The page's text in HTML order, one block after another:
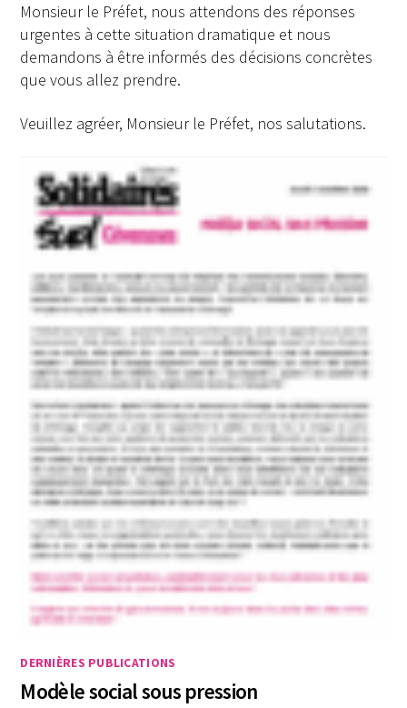
Monsieur le Préfet, nous attendons des réponses
urgentes à cette situation dramatique et nous
demandons à être informés des décisions concrètes
que vous allez prendre.
Veuillez agréer, Monsieur le Préfet, nos salutations.
DERNIÈRES PUBLICATIONS
Modèle social sous pression